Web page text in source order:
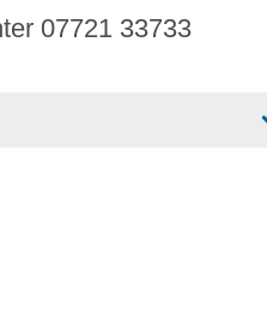
07721 33733